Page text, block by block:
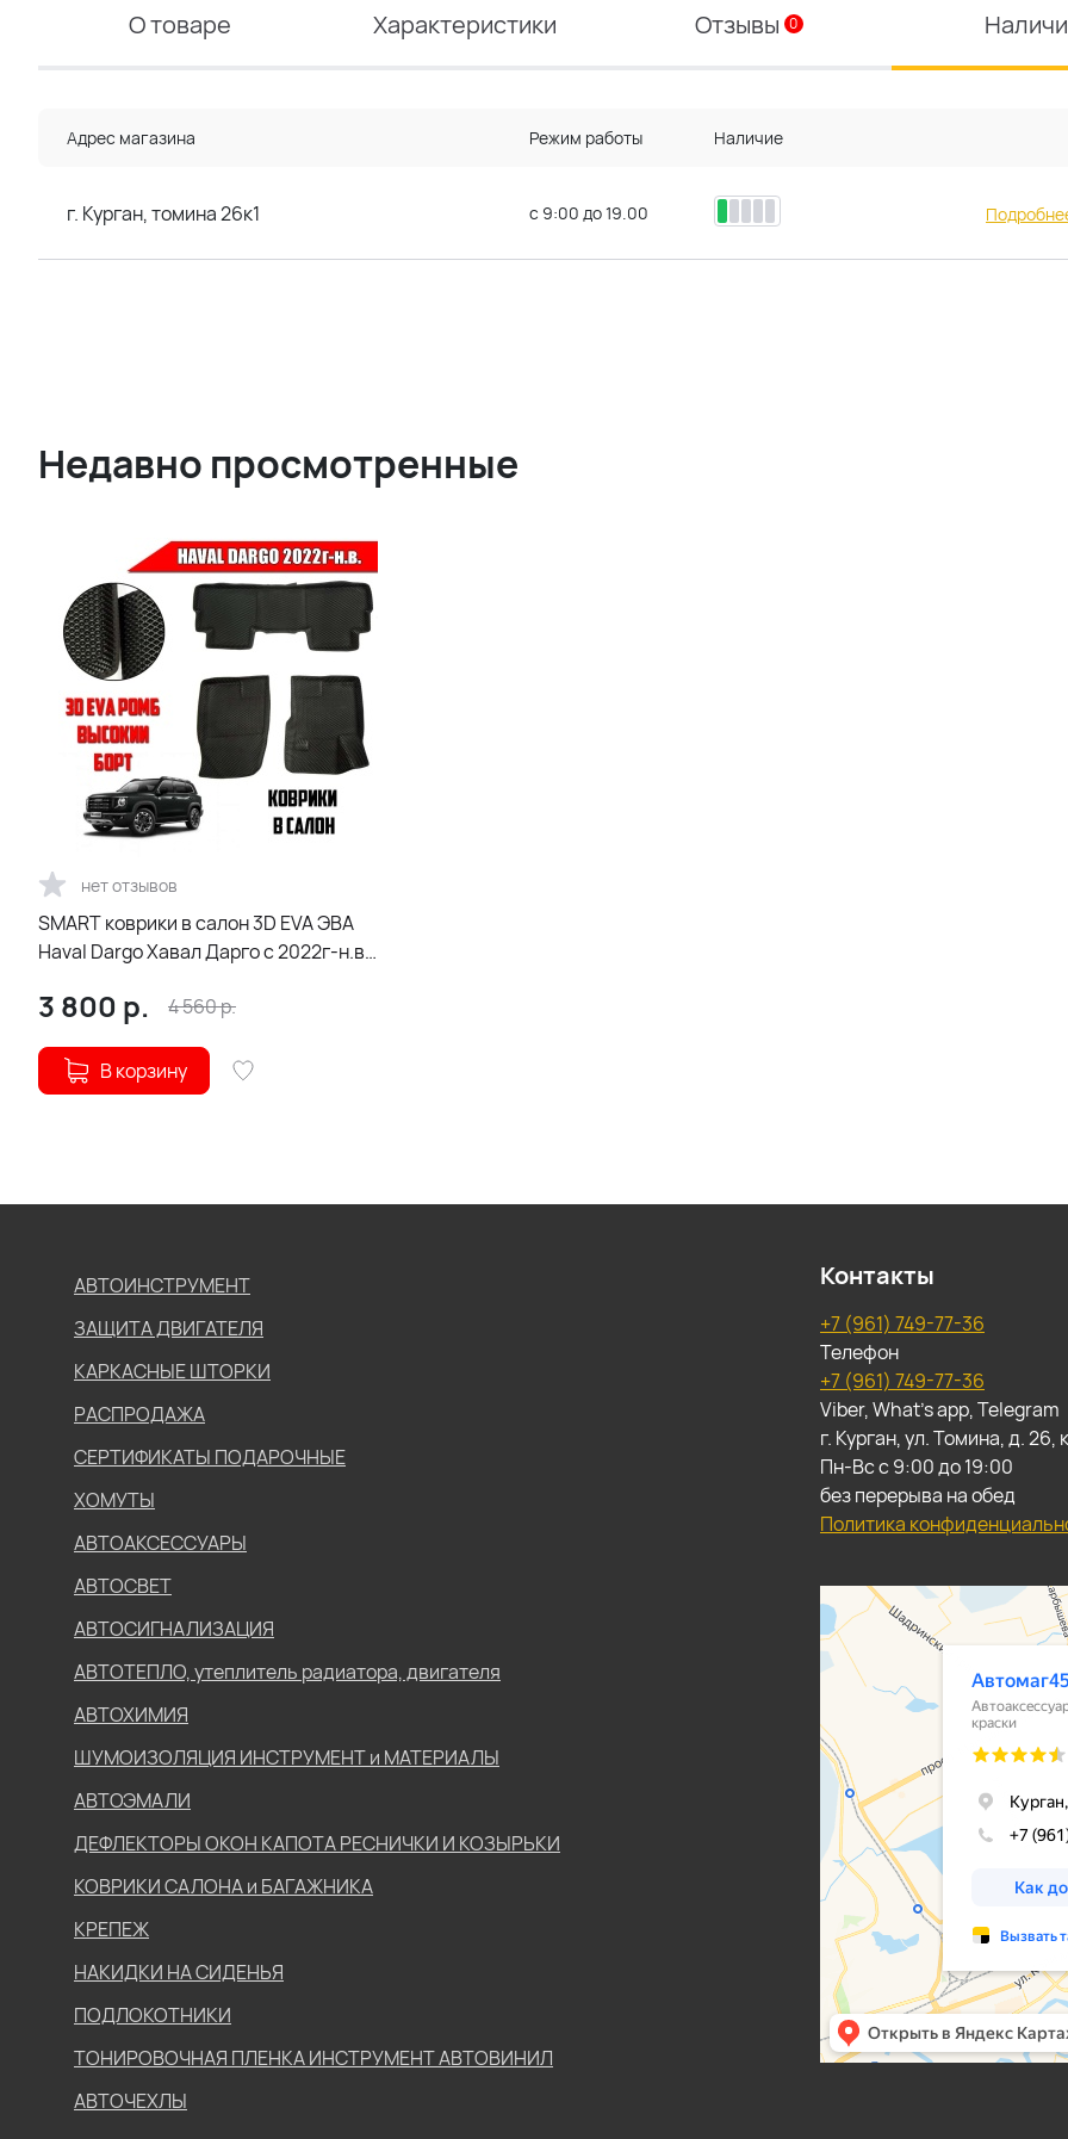
О товаре Характеристики Отзывы 0
Адрес магазина Режим работы Наличие
г. Курган, томина 26к1 с 9:00 до 19.00
Недавно просмотренные
нет отзывов
SMART коврики в салон 3D EVA ЭВА
Haval Dargo Хавал Дарго с 2022г-н.в
3 800 р. 4 560р.
В корзину
АВТОИНСТРУМЕНТ
ЗАЩИТА ДВИГАТЕЛЯ
КАРКАСНЫЕ ШТОРКИ
РАСПРОДАЖА
СЕРТИФИКАТЫ ПОДАРОЧНЫЕ
ХОМУТЫ
АВТОАКСЕССУАРЫ
АВТОСВЕТ
АВТОСИГНАЛИЗАЦИЯ
АВТОТЕПЛО, утеплитель радиатора, двигателя
АВТОХИМИЯ
ШУМОИЗОЛЯЦИЯ ИНСТРУМЕНТ и МАТЕРИАЛЫ
АВТОЭМАЛИ
ДЕФЛЕКТОРЫ ОКОН КАПОТА РЕСНИЧКИ И КОЗЫРЬКИ
КОВРИКИ САЛОНА и БАГАЖНИКА
КРЕПЕЖ
НАКИДКИ НА СИДЕНЬЯ
ПОДЛОКОТНИКИ
ТОНИРОВОЧНАЯ ПЛЕНКА ИНСТРУМЕНТ АВТОВИНИЛ
АВТОЧЕХЛЫ
Контакты
+7 (961) 749-77-36
Телефон
+7 (961) 749-77-36
Viber, What's app, Telegram
г. Курган, ул. Томина, д.
Пн-Вс с 9:00 до 19:00
без перерыва на обед
Политика